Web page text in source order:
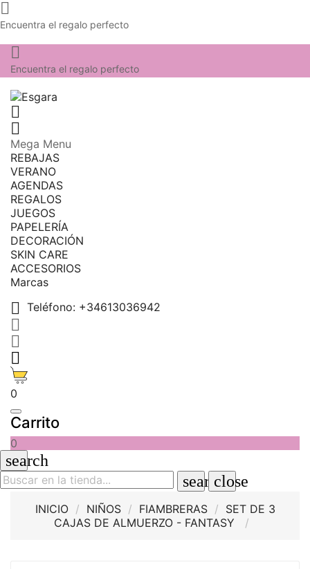

Encuentra el regalo perfecto

Encuentra el regalo perfecto


Mega Menu
REBAJAS
VERANO
AGENDAS
REGALOS
JUEGOS
PAPELERÍA
DECORACIÓN
SKIN CARE
ACCESORIOS
Marcas
 Teléfono: +34613036942



0
Carrito
0
search
searchclose
INICIO NIÑOS FIAMBRERAS
SET DE 3
CAJAS DE ALMUERZO - FANTASY